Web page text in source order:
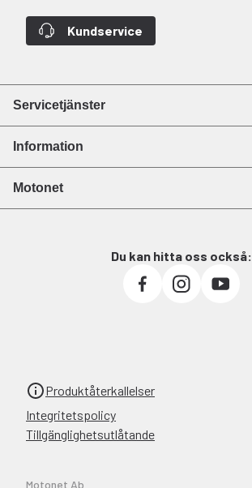
Kundservice
Servicetjänster
Information
Motonet
Du kan hitta oss också:
Produktåterkallelser
Integritetspolicy
Tillgänglighetsutlåtande
Motonet Ab